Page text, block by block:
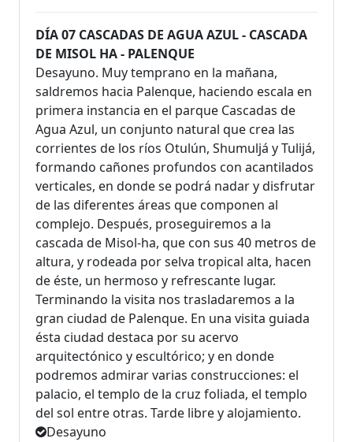
DÍA 07 CASCADAS DE AGUA AZUL - CASCADA
DE MISOL HA - PALENQUE
Desayuno. Muy temprano en la mañana,
saldremos hacia Palenque, haciendo escala en
primera instancia en el parque Cascadas de
Agua Azul, un conjunto natural que crea las
corrientes de los ríos Otulún, Shumuljá y Tulijá,
formando cañones profundos con acantilados
verticales, en donde se podrá nadar y disfrutar
de las diferentes áreas que componen al
complejo. Después, proseguiremos a la
cascada de Misol-ha, que con sus 40 metros de
altura, y rodeada por selva tropical alta, hacen
de éste, un hermoso y refrescante lugar.
Terminando la visita nos trasladaremos a la
gran ciudad de Palenque. En una visita guiada
ésta ciudad destaca por su acervo
arquitectónico y escultórico; y en donde
podremos admirar varias construcciones: el
palacio, el templo de la cruz foliada, el templo
del sol entre otras. Tarde libre y alojamiento.
Desayuno